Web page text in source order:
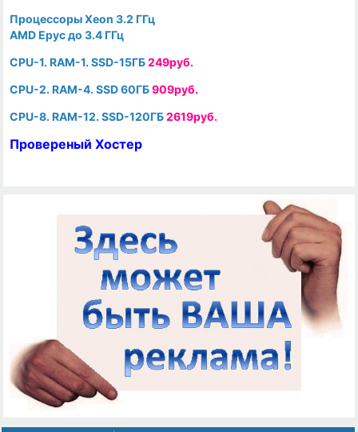
Процессоры Xeon 3.2 ГГц
AMD Epyc до 3.4 ГГц
CPU-1. RAM-1. SSD-15ГБ249руб.
CPU-2. RAM-4. SSD 60ГБ909руб.
CPU-8. RAM-12. SSD-120ГБ2619руб.
Провереный Хостер